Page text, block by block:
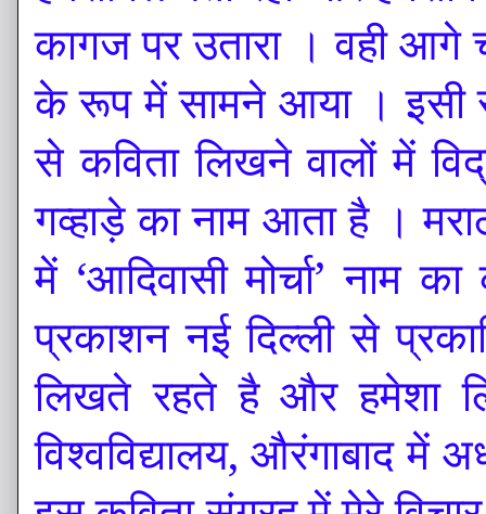
कागज पर उतारा । वही आगे
के रूप में सामने आया । इसी
से कविता लिखने वालों में
गव्हाड़े का नाम आता है ।
में ‘आदिवासी मोर्चा’ नाम
प्रकाशन नई दिल्ली से
लिखते रहते है और हमेशा
विश्वविद्यालय, औरंगाबाद में